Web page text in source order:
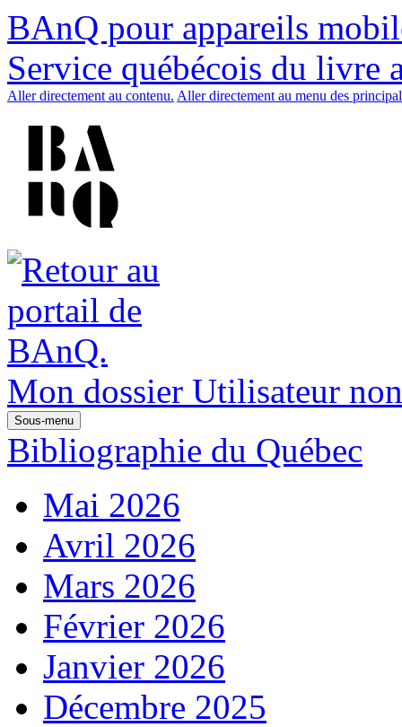
BAnQ pour appareils
Service québécois du livre
Aller directement au contenu. Aller directement au menu des
Mon dossier Utilisateur
Sous-menu
Bibliographie du Québec
Mai 2026
Avril 2026
Mars 2026
Février 2026
Janvier 2026
Décembre 2025